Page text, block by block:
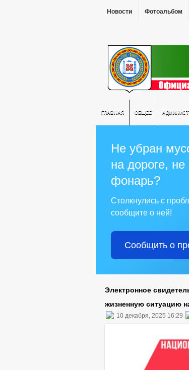
Новости Фотоальбом
ГЛАВНАЯ ОБЩЕЕ
Не убран
на дороге, не
фонарь?
Столкнулись с
сообщите о ней!
Сообщить о
Электронное
жизненную ситуацию
10 декабря, 2025 16:29